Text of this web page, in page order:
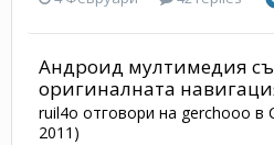
Андроид мултимедия
оригиналната
ruil4o отговори на gerchooo в
2011)